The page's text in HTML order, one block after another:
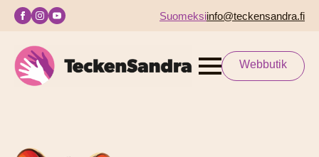
Suomeksiinfo@teckensandra.fi
Webbutik